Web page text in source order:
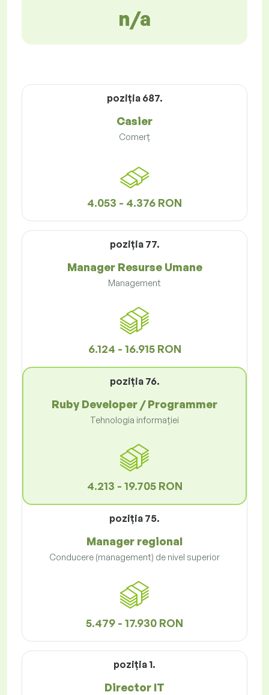
n/a
poziţia 687.
Casier
Comerț
4.053 - 4.376 RON
poziţia 77.
Manager Resurse Umane
Management
6.124 - 16.915 RON
poziţia 76.
Ruby Developer / Programmer
Tehnologia informației
4.213 - 19.705 RON
poziţia 75.
Manager regional
Conducere (management) de nivel superior
5.479 - 17.930 RON
poziţia 1.
Director IT